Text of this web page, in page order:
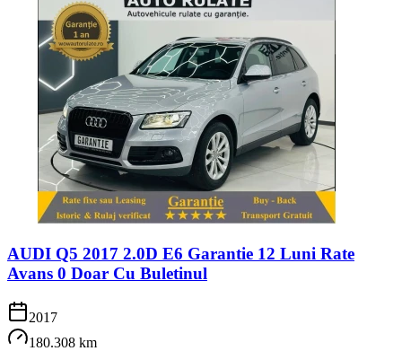
AUDI Q5 2017 2.0D E6 Garantie 12 Luni Rate
Avans 0 Doar Cu Buletinul
2017
180.308 km